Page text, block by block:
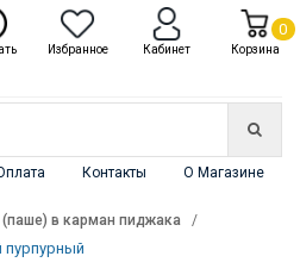
Контакты О Магазине
(паше) в карман пиджака
Избранное Кабинет Корзина
0